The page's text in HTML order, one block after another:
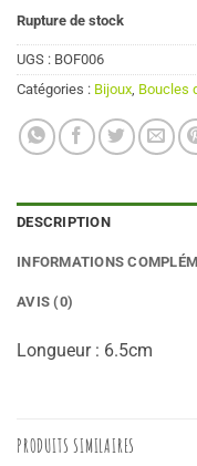
Rupture de stock
UGS : BOF006
Catégories : Bijoux, Boucles
DESCRIPTION
INFORMATIONS
AVIS (0)
Longueur : 6.5cm
PRODUITS SIMILAIRES